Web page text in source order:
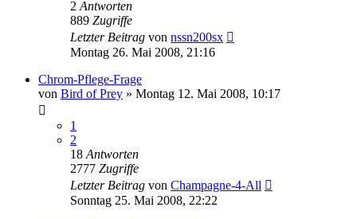
2 Antworten
889 Zugriffe
Letzter Beitrag von nssn200sx
Montag 26. Mai 2008, 21:16
Chrom-Pflege-Frage
von Bird of Prey » Montag 12. Mai 2008, 10:17
1
2
18 Antworten
2777 Zugriffe
Letzter Beitrag von Champagne-4-All
Sonntag 25. Mai 2008, 22:22